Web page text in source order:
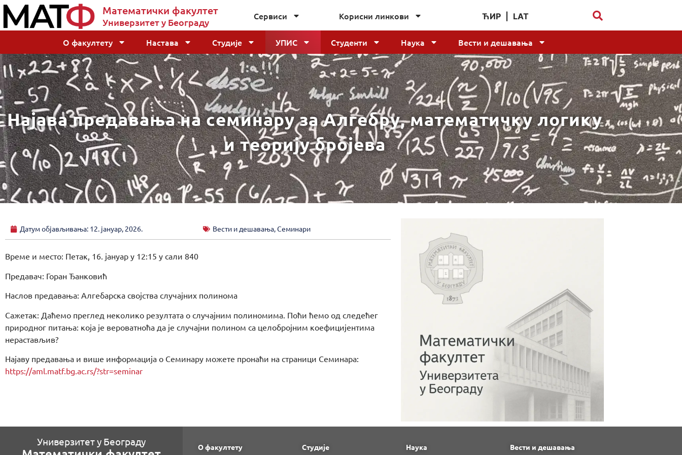
Математички факултет
Универзитет у Београду
Сервиси Корисни линкови ЋИР LAT
О факултету Настава Студије УПИС Студенти Наука Вести и дешавања
Најава предавања на семинару за Алгебру, математичку логику
и теорију бројева
Датум објављивања: 12. јануар, 2026. Вести и дешавања,Семинари
Време и место: Петак, 16. јануар у 12:15 у сали 840
Предавач: Горан Ђанковић
Наслов предавања: Алгебарска својства случајних полинома
Сажетак: Даћемо преглед неколико резултата о случајним полиномима. Поћи ћемо од следећег
природног питања: која је вероватноћа да је случајни полином са целобројним коефицијентима
нерастављив?
Најаву предавања и више информација о Семинару можете пронаћи на страници Семинара:
https://aml.matf.bg.ac.rs/?str=seminar
Универзитет у Београду О факултету Студије Наука Вести и дешавања